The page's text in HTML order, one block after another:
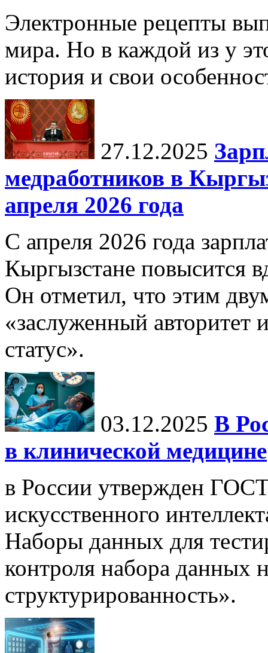
Электронные рецепты
мира. Но в каждой из у
история и свои
27.12.2025
медработников в
апреля 2026 года
С апреля 2026 года
Кыргызстане повысится
Он отметил, что этим
«заслуженный
статус».
03.12.2025 В
в клинической медицине
в России утвержден
искусственного
Наборы данных для
контроля набора данных
структурированность».